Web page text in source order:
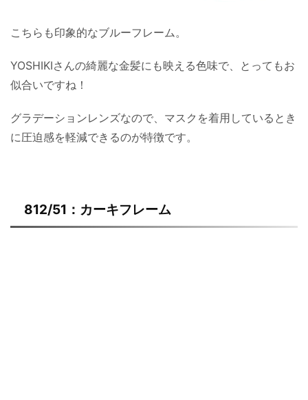
こちらも印象的なブルーフレーム。
YOSHIKIさんの綺麗な金髪にも映える色味で、とってもお
似合いですね！
グラデーションレンズなので、マスクを着用しているとき
に圧迫感を軽減できるのが特徴です。
812/51：カーキフレーム